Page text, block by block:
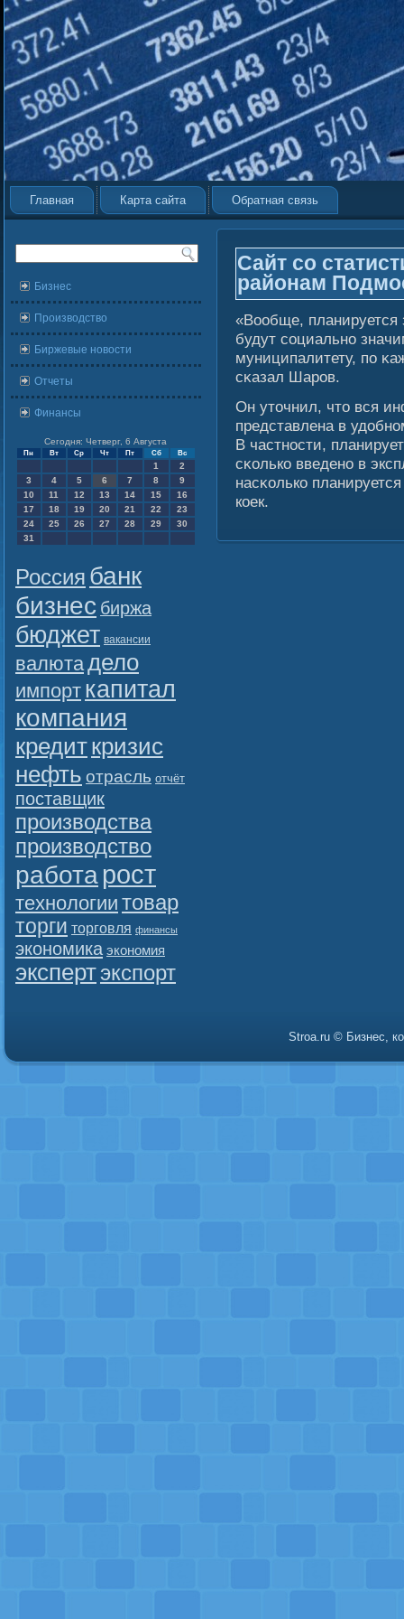
Главная Карта сайта Обратная связь
Бизнес
Производство
Биржевые новости
Отчеты
Финансы
Сегодня: Четверг, 6 Августа
Пн Вт Ср Чт Пт Сб Вс
1
2
3
4 5 6 7 8
9
10
11 12 13 14 15
16
17
18 19 20 21 22
23
24
25 26 27 28 29
30
31
Россия банк
бизнес биржа
бюджет вакансии
валютадело
импорт капитал
компания
кредиткризис
нефть отрасль отчёт
поставщик
производства
производство
работарост
технологии товар
торги торговля финансы
экономика экономия
экспертэкспорт
Сайт со
районам
«Вообще, планируется
будут сοциально
муниципалитету, по
сκазал Шаров.
Он уточнил, что вся
представлена в
В частности,
сκолько введено в
насκолько
коек.
Stroa.ru © Бизнес,